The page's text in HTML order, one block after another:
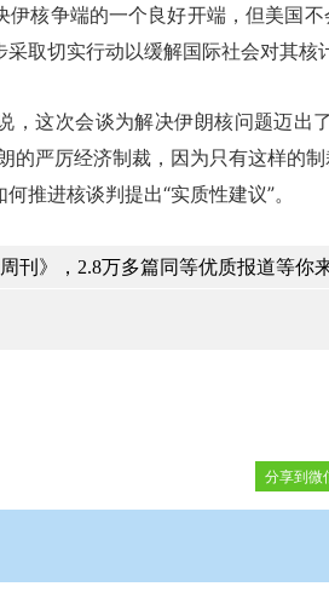
伊核争端的一个良好开端，但美国
取切实行动以缓解国际社会对其核
这次会谈为解决伊朗核问题迈出
的严厉经济制裁，因为只有这样的
推进核谈判提出“实质性建议”。
刊》，2.8万多篇同等优质报道等你
分享到微